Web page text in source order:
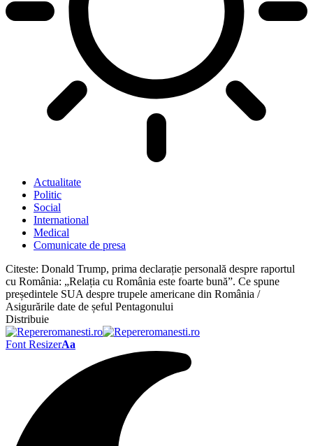
Actualitate
Politic
Social
International
Medical
Comunicate de presa
Citeste: Donald Trump, prima declarație personală despre raportul
cu România: „Relația cu România este foarte bună”. Ce spune
președintele SUA despre trupele americane din România /
Asigurările date de șeful Pentagonului
Distribuie
Font ResizerAa